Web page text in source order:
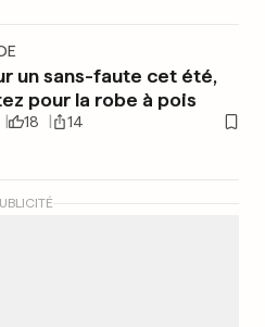
un sans-faute cet été,
pour la robe à pois
18 14